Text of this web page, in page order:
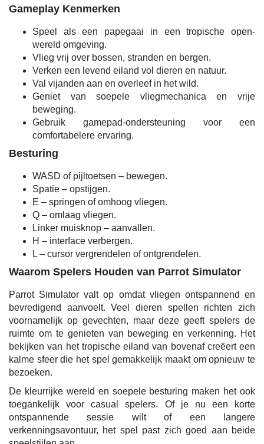
Gameplay Kenmerken
Speel als een papegaai in een tropische open-
wereld omgeving.
Vlieg vrij over bossen, stranden en bergen.
Verken een levend eiland vol dieren en natuur.
Val vijanden aan en overleef in het wild.
Geniet van soepele vliegmechanica en vrije
beweging.
Gebruik gamepad-ondersteuning voor een
comfortabelere ervaring.
Besturing
WASD of pijltoetsen – bewegen.
Spatie – opstijgen.
E – springen of omhoog vliegen.
Q – omlaag vliegen.
Linker muisknop – aanvallen.
H – interface verbergen.
L – cursor vergrendelen of ontgrendelen.
Waarom Spelers Houden van Parrot Simulator
Parrot Simulator valt op omdat vliegen ontspannend en
bevredigend aanvoelt. Veel dieren spellen richten zich
voornamelijk op gevechten, maar deze geeft spelers de
ruimte om te genieten van beweging en verkenning. Het
bekijken van het tropische eiland van bovenaf creëert een
kalme sfeer die het spel gemakkelijk maakt om opnieuw te
bezoeken.
De kleurrijke wereld en soepele besturing maken het ook
toegankelijk voor casual spelers. Of je nu een korte
ontspannende sessie wilt of een langere
verkenningsavontuur, het spel past zich goed aan beide